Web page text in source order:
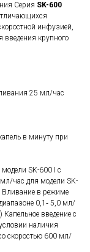
Серия SK-600
инфузией,
введения крупного
25 мл/час
в минуту при
SK-600 I с
час для модели SK-
Вливание в режиме
0,1‑ 5,0 мл/
введение с
наличия
скоростью 600 мл/